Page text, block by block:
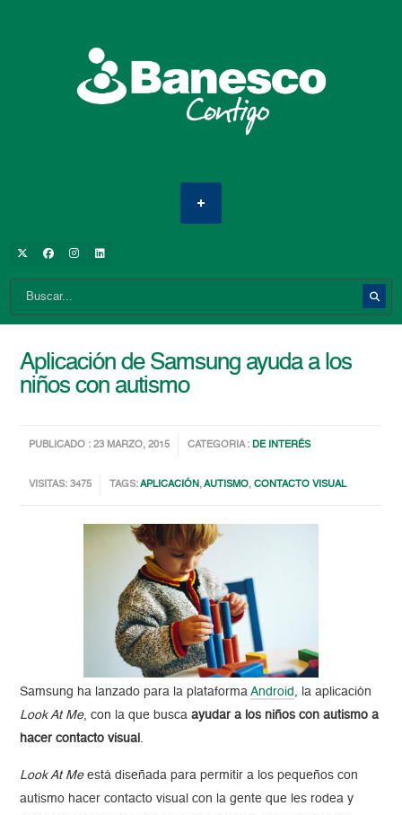
Aplicación de Samsung ayuda a los
niños con autismo
PUBLICADO : 23 MARZO, 2015 CATEGORIA :DE INTERÉS
VISITAS: 3475 TAGS:APLICACIÓN,AUTISMO,CONTACTO VISUAL
Samsung ha lanzado para la plataformaAndroid , la aplicación
Look At Me, con la que busca ayudar a los niños con autismo a
hacer contacto visual .
Look At Meestá diseñada para permitir a los pequeños con
autismo hacer contacto visual con la gente que les rodea y